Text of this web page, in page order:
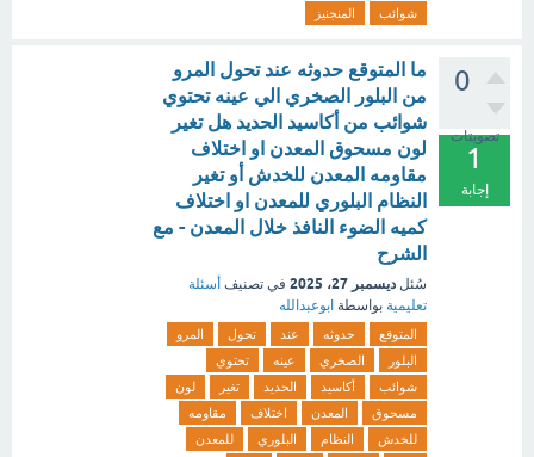
شوائب
المنجنيز
0
تصويتات
1
إجابة
ما المتوقع حدوثه عند تحول المرو
من البلور الصخري الي عينه تحتوي
شوائب من أكاسيد الحديد هل تغير
لون مسحوق المعدن او اختلاف
مقاومه المعدن للخدش أو تغير
النظام البلوري للمعدن او اختلاف
كميه الضوء النافذ خلال المعدن - مع
الشرح
سُئل ديسمبر 27، 2025 في تصنيف أسئلة
تعليمية بواسطة ابوعبدالله
المتوقع حدوثه عند تحول
المرو
البلور
الصخري عينه
تحتوي
شوائب
أكاسيد الحديد تغير
لون
مسحوق
المعدن اختلاف
مقاومه
للخدش
النظام البلوري
للمعدن